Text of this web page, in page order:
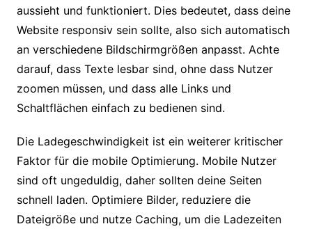
aussieht und funktioniert. Dies bedeutet, dass deine
Website responsiv sein sollte, also sich automatisch
an verschiedene Bildschirmgrößen anpasst. Achte
darauf, dass Texte lesbar sind, ohne dass Nutzer
zoomen müssen, und dass alle Links und
Schaltflächen einfach zu bedienen sind.
Die Ladegeschwindigkeit ist ein weiterer kritischer
Faktor für die mobile Optimierung. Mobile Nutzer
sind oft ungeduldig, daher sollten deine Seiten
schnell laden. Optimiere Bilder, reduziere die
Dateigröße und nutze Caching, um die Ladezeiten